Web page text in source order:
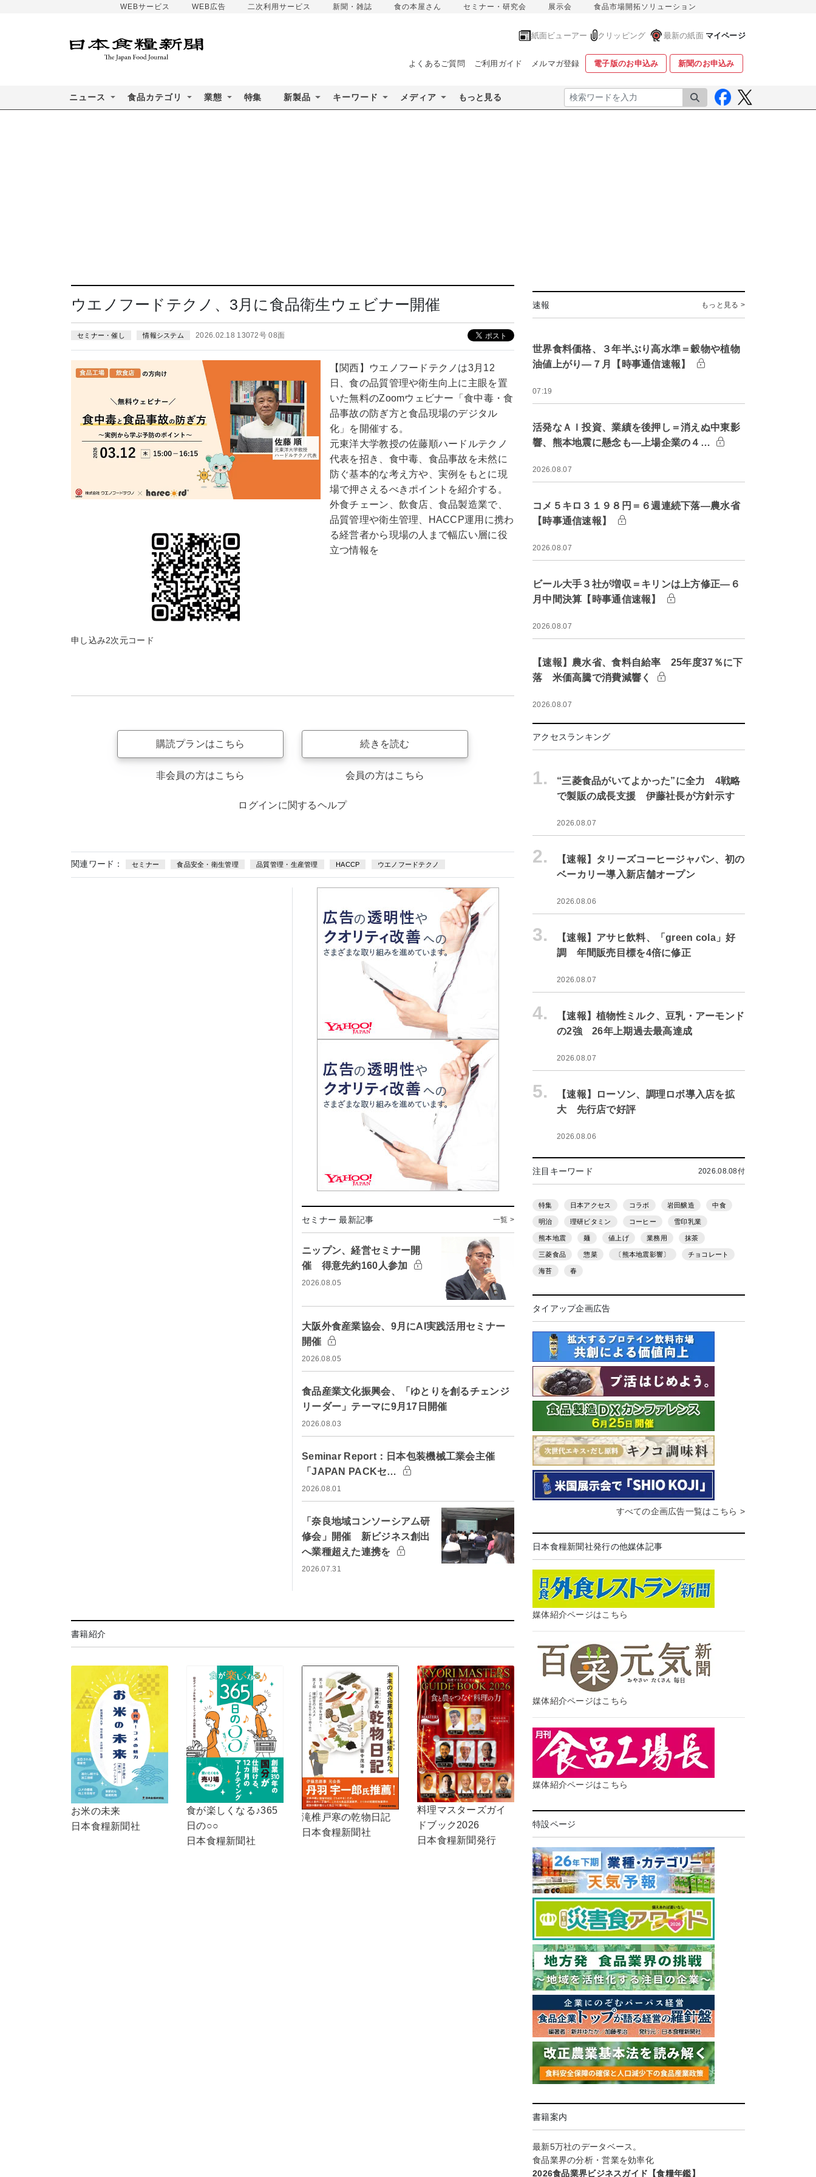
WEBサービス WEB広告 二次利用サービス 新聞・雑誌 食の本屋さん セミナー・研究会 展示会 食品市場開拓ソリューション
紙面ビューアー クリッピング 最新の紙面 マイページ
よくあるご質問 ご利用ガイド メルマガ登録 電子版のお申込み 新聞のお申込み
ニュース 食品カテゴリ 業態 特集 新製品 キーワード メディア もっと見る 検索
ウエノフードテクノ、3月に食品衛生ウェビナー開催
セミナー・催し 情報システム 2026.02.18 13072号 08面
申し込み2次元コード
【関西】ウエノフードテクノは3月12
日、食の品質管理や衛生向上に主眼を置
いた無料のZoomウェビナー「食中毒・食
品事故の防ぎ方と食品現場のデジタル
化」を開催する。
元東洋大学教授の佐藤順ハードルテクノ
代表を招き、食中毒、食品事故を未然に
防ぐ基本的な考え方や、実例をもとに現
場で押さえるべきポイントを紹介する。
外食チェーン、飲食店、食品製造業で、
品質管理や衛生管理、HACCP運用に携わ
る経営者から現場の人まで幅広い層に役
立つ情報を
購読プランはこちら
非会員の方はこちら
続きを読む
会員の方はこちら
ログインに関するヘルプ
関連ワード： セミナー 食品安全・衛生管理 品質管理・生産管理 HACCP ウエノフードテクノ
セミナー 最新記事 一覧 >
ニップン、経営セミナー開
催 得意先約160人参加
2026.08.05
大阪外食産業協会、9月にAI実践活用セミナー
開催
2026.08.05
食品産業文化振興会、「ゆとりを創るチェンジ
リーダー」テーマに9月17日開催
2026.08.03
Seminar Report：日本包装機械工業会主催
「JAPAN PACKセ…
2026.08.01
「奈良地域コンソーシアム研
修会」開催 新ビジネス創出
へ業種超えた連携を
2026.07.31
書籍紹介
お米の未来
日本食糧新聞社
食が楽しくなる♪365
日の○○
日本食糧新聞社
滝椎戸寒の乾物日記
日本食糧新聞社
料理マスターズガイ
ドブック2026
日本食糧新聞発行
速報 もっと見る >
世界食料価格、３年半ぶり高水準＝穀物や植物
油値上がり―７月【時事通信速報】
07:19
活発なＡＩ投資、業績を後押し＝消えぬ中東影
響、熊本地震に懸念も―上場企業の４…
2026.08.07
コメ５キロ３１９８円＝６週連続下落―農水省
【時事通信速報】
2026.08.07
ビール大手３社が増収＝キリンは上方修正―６
月中間決算【時事通信速報】
2026.08.07
【速報】農水省、食料自給率 25年度37％に下
落 米価高騰で消費減響く
2026.08.07
アクセスランキング
1.
“三菱食品がいてよかった”に全力 4戦略
で製販の成長支援 伊藤社長が方針示す
2026.08.07
2.
【速報】タリーズコーヒージャパン、初の
ベーカリー導入新店舗オープン
2026.08.06
3.
【速報】アサヒ飲料、「green cola」好
調 年間販売目標を4倍に修正
2026.08.07
4.
【速報】植物性ミルク、豆乳・アーモンド
の2強 26年上期過去最高達成
2026.08.07
5.
【速報】ローソン、調理ロボ導入店を拡
大 先行店で好評
2026.08.06
注目キーワード 2026.08.08付
特集 日本アクセス コラボ 岩田醸造 中食
明治 理研ビタミン コーヒー 雪印乳業
熊本地震 麺 値上げ 業務用 抹茶
三菱食品 惣菜 〔熊本地震影響〕 チョコレート
海苔 春
タイアップ企画広告
すべての企画広告一覧はこちら >
日本食糧新聞社発行の他媒体記事
媒体紹介ページはこちら
媒体紹介ページはこちら
媒体紹介ページはこちら
特設ページ
書籍案内
最新5万社のデータベース。
食品業界の分析・営業を効率化
2026食品業界ビジネスガイド【食糧年鑑】